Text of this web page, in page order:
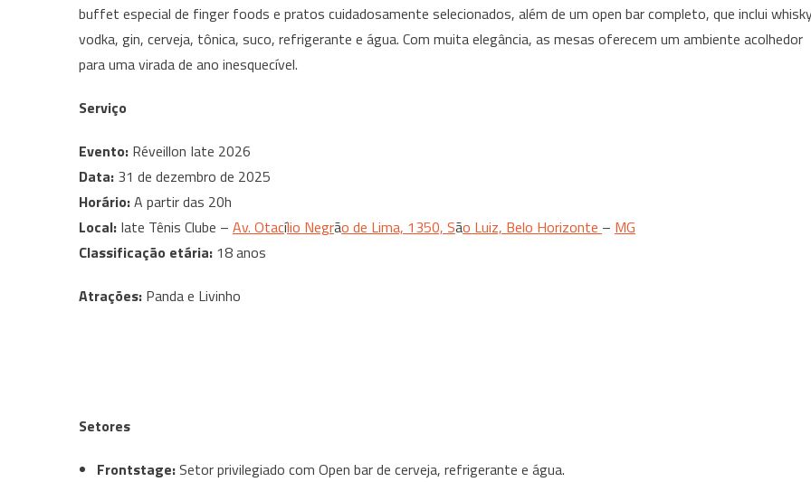
buffet especial de finger foods e pratos cuidadosamente selecionados, além de um open bar completo, que inclui
vodka, gin, cerveja, tônica, suco, refrigerante e água. Com muita elegância, as mesas oferecem um ambiente acolhedor
para uma virada de ano inesquecível.
Serviço
Evento: Réveillon Iate 2026
Data: 31 de dezembro de 2025
Horário:A partir das 20h
Local: Iate Tênis Clube – Av. Otacílio Negrão de Lima, 1350, São Luiz, Belo Horizonte – MG
Classificação etária: 18 anos
Atrações: Panda e Livinho
Setores
Frontstage:Setor privilegiado com Open bar de cerveja, refrigerante e água.